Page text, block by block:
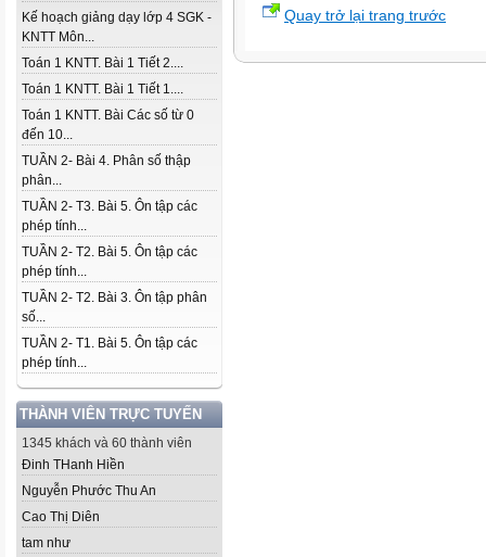
Kế hoạch giảng dạy lớp 4 SGK -
KNTT Môn...
Toán 1 KNTT. Bài 1 Tiết 2....
Toán 1 KNTT. Bài 1 Tiết 1....
Toán 1 KNTT. Bài Các số từ 0
đến 10...
TUẦN 2- Bài 4. Phân số thập
phân...
TUẦN 2- T3. Bài 5. Ôn tập các
phép tính...
TUẦN 2- T2. Bài 5. Ôn tập các
phép tính...
TUẦN 2- T2. Bài 3. Ôn tập phân
số...
TUẦN 2- T1. Bài 5. Ôn tập các
phép tính...
THÀNH VIÊN TRỰC TUYẾN
1345 khách và 60 thành viên
Đinh THanh Hiền
Nguyễn Phước Thu An
Cao Thị Diên
tam như
Quay trở lại trang trước